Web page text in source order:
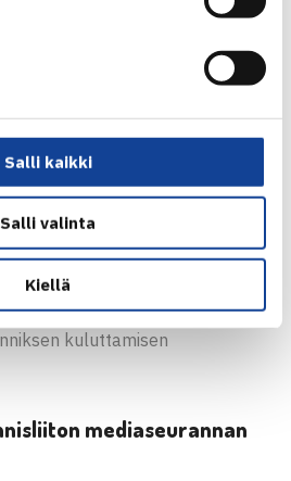
Salli kaikki
Salli valinta
Kiellä
lauseen ohjaamaan
tunnettuuden ja kiinnostavuuden
kuluttamisen lisäämiseen.
termi, joka käsittää muun
harrastus- ja
jäsenmäärän kasvamisen,
sosiaalisesta mediasta sekä
ja kiinnostavuuden
kuluttamisen
mediaseurannan